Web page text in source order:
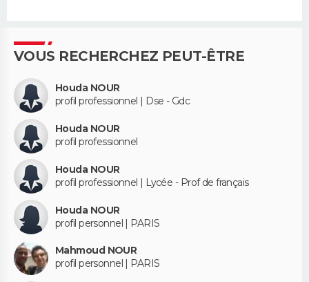
VOUS RECHERCHEZ PEUT-ÊTRE
Houda NOUR
profil professionnel | Dse - Gdc
Houda NOUR
profil professionnel
Houda NOUR
profil professionnel | Lycée - Prof de français
Houda NOUR
profil personnel | PARIS
Mahmoud NOUR
profil personnel | PARIS